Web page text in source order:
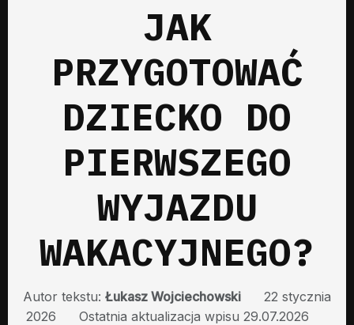
JAK
PRZYGOTOWAĆ
DZIECKO DO
PIERWSZEGO
WYJAZDU
WAKACYJNEGO?
Autor tekstu: Łukasz Wojciechowski
22 stycznia
2026
Ostatnia aktualizacja wpisu 29.07.2026